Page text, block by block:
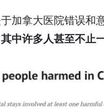
加拿大医院错误和
中许多人甚至不止一